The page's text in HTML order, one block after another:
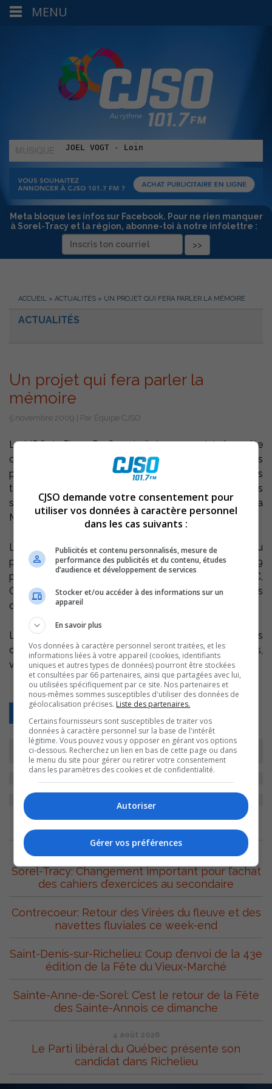
MUSIQUE
:
Meta bloque les infos sur Facebook. Pour ne rien manquer
à Sorel-Tracy et la région, abonne-toi à notre infolettre :
ACCUEIL » ACTUALITÉS » UN PROJET QUI FERA PARLER LA MÉMOIRE
ACTUALITÉS
Un projet qui fera parler la
mémoire
5 novembre 2009 | Par Équipe CJSO
La MRC de Pierre-De Saurel pilotera un projet d’enquête
orale auprès de familles établies sur son territoire depuis
plusieurs générations dans le but de recueillir des
témoignages de personnes âgées. Douze entrevues
seront réalisées, soit une pour chaque municipalité de la
MRC.
L’enquête orale est complémentaire à l’inventaire du
patrimoine bâti réalisé au cours des étés 2008 et 2009
par l’agente du développement culturel de la MRC,
Caroline Cloutier. L’inventaire comprend 350 bâtiments
qui ont une valeur patrimoniale.
Les gens qui habitent ou qui ont habité ces bâtiments
ont sûrement des histoires à raconter…des histoires,
vraies ou fausses, qui existent que dans les mémoires.
5 août 2026
Sorel-Tracy: Changement important pour l’achat
des cahiers d’exercices au secondaire
Contrecoeur: Retour des Virées du fleuve et des
navettes fluviales ce week-end
Saint-Denis-sur-Richelieu: Coup d’envoi de la 43e
édition de la Fête du Vieux-Marché
Sainte-Anne-de-Sorel: C’est le retour de la Fête
des Sainte-Annois ce dimanche
4 août 2026
Le Parti libéral du Québec présente son
candidat dans Richelieu
MENU
CJSO demande votre consentement pour
utiliser vos données à caractère personnel
dans les cas suivants :
Publicités et contenu personnalisés, mesure de
performance des publicités et du contenu, études
d’audience et développement de services
Stocker et/ou accéder à des informations sur un
appareil
En savoir plus
Vos données à caractère personnel seront traitées, et les
informations liées à votre appareil (cookies, identifiants
uniques et autres types de données) pourront être stockées
et consultées par 66 partenaires, ainsi que partagées avec lui,
ou utilisées spécifiquement par ce site. Nos partenaires et
nous-mêmes sommes susceptibles d'utiliser des données de
géolocalisation précises. Liste des partenaires.
Certains fournisseurs sont susceptibles de traiter vos
données à caractère personnel sur la base de l'intérêt
légitime. Vous pouvez vous y opposer en gérant vos options
ci-dessous. Recherchez un lien en bas de cette page ou dans
le menu du site pour gérer ou retirer votre consentement
dans les paramètres des cookies et de confidentialité.
Autoriser
Gérer vos préférences